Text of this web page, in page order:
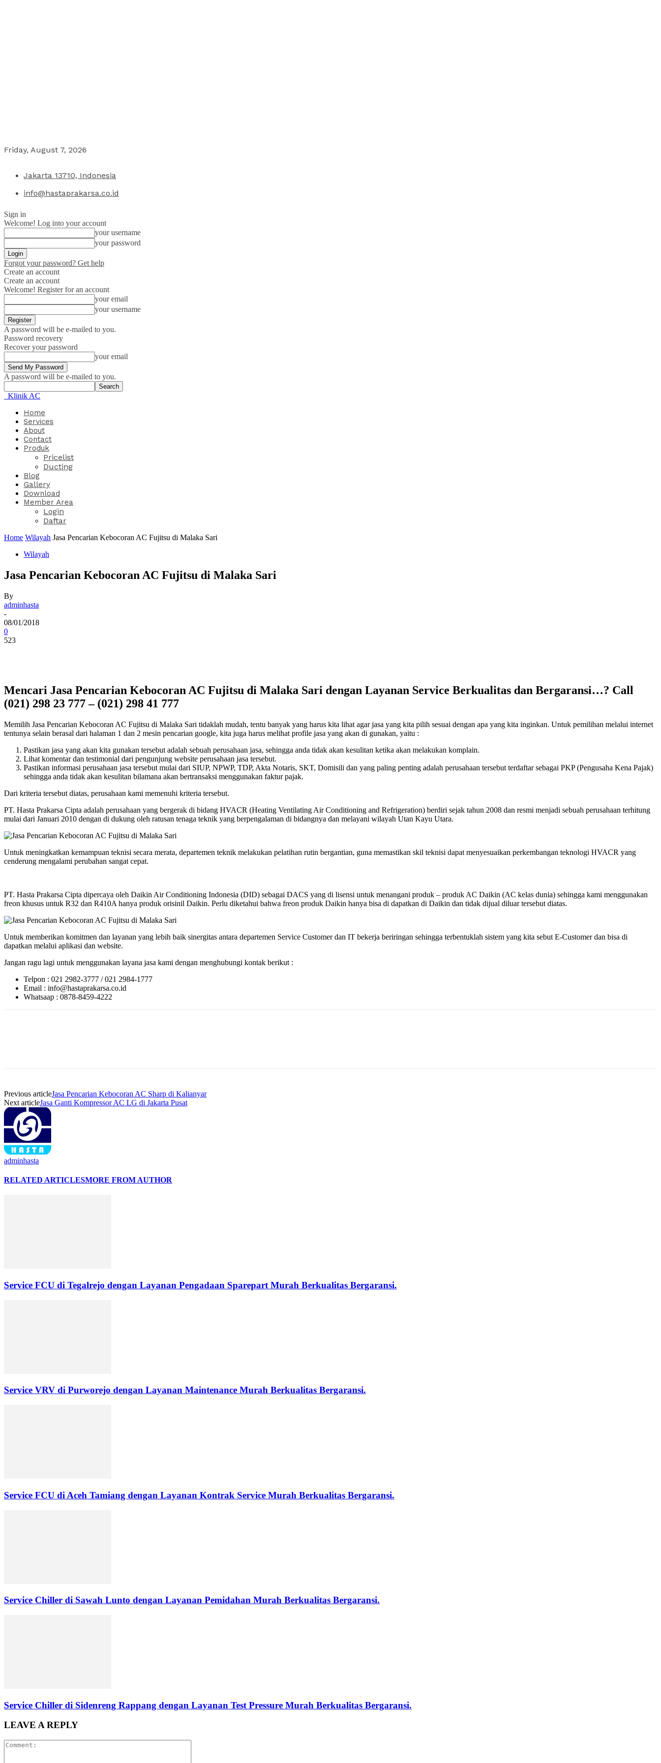
Friday, August 7, 2026
Jakarta 13710, Indonesia
info@hastaprakarsa.co.id
Sign in
Welcome! Log into your account
your username
your password
Forgot your password? Get help
Create an account
Create an account
Welcome! Register for an account
your email
your username
A password will be e-mailed to you.
Password recovery
Recover your password
your email
A password will be e-mailed to you.
Klinik AC
Home
Services
About
Contact
Produk
Pricelist
Ducting
Blog
Gallery
Download
Member Area
Login
Daftar
Home Wilayah Jasa Pencarian Kebocoran AC Fujitsu di Malaka Sari
Wilayah
Jasa Pencarian Kebocoran AC Fujitsu di Malaka Sari
By
adminhasta
-
08/01/2018
0
523
Mencari Jasa Pencarian Kebocoran AC Fujitsu di Malaka Sari dengan Layanan Service Berkualitas dan Bergaransi…? Call
(021) 298 23 777 – (021) 298 41 777
Memilih Jasa Pencarian Kebocoran AC Fujitsu di Malaka Sari tidaklah mudah, tentu banyak yang harus kita lihat agar jasa yang kita pilih sesuai dengan apa yang kita inginkan. Untuk pemilihan melalui internet
tentunya selain berasal dari halaman 1 dan 2 mesin pencarian google, kita juga harus melihat profile jasa yang akan di gunakan, yaitu :
Pastikan jasa yang akan kita gunakan tersebut adalah sebuah perusahaan jasa, sehingga anda tidak akan kesulitan ketika akan melakukan komplain.
Lihat komentar dan testimonial dari pengunjung website perusahaan jasa tersebut.
Pastikan informasi perusahaan jasa tersebut mulai dari SIUP, NPWP, TDP, Akta Notaris, SKT, Domisili dan yang paling penting adalah perusahaan tersebut terdaftar sebagai PKP (Pengusaha Kena Pajak)
sehingga anda tidak akan kesulitan bilamana akan bertransaksi menggunakan faktur pajak.
Dari kriteria tersebut diatas, perusahaan kami memenuhi kriteria tersebut.
PT. Hasta Prakarsa Cipta adalah perusahaan yang bergerak di bidang HVACR (Heating Ventilating Air Conditioning and Refrigeration) berdiri sejak tahun 2008 dan resmi menjadi sebuah perusahaan terhitung
mulai dari Januari 2010 dengan di dukung oleh ratusan tenaga teknik yang berpengalaman di bidangnya dan melayani wilayah Utan Kayu Utara.
Untuk meningkatkan kemampuan teknisi secara merata, departemen teknik melakukan pelatihan rutin bergantian, guna memastikan skil teknisi dapat menyesuaikan perkembangan teknologi HVACR yang
cenderung mengalami perubahan sangat cepat.
PT. Hasta Prakarsa Cipta dipercaya oleh Daikin Air Conditioning Indonesia (DID) sebagai DACS yang di lisensi untuk menangani produk – produk AC Daikin (AC kelas dunia) sehingga kami menggunakan
freon khusus untuk R32 dan R410A hanya produk orisinil Daikin. Perlu diketahui bahwa freon produk Daikin hanya bisa di dapatkan di Daikin dan tidak dijual diluar tersebut diatas.
Untuk memberikan komitmen dan layanan yang lebih baik sinergitas antara departemen Service Customer dan IT bekerja beriringan sehingga terbentuklah sistem yang kita sebut E-Customer dan bisa di
dapatkan melalui aplikasi dan website.
Jangan ragu lagi untuk menggunakan layana jasa kami dengan menghubungi kontak berikut :
Telpon : 021 2982-3777 / 021 2984-1777
Email : info@hastaprakarsa.co.id
Whatsaap : 0878-8459-4222
Previous articleJasa Pencarian Kebocoran AC Sharp di Kalianyar
Next articleJasa Ganti Kompressor AC LG di Jakarta Pusat
adminhasta
RELATED ARTICLESMORE FROM AUTHOR
Service FCU di Tegalrejo dengan Layanan Pengadaan Sparepart Murah Berkualitas Bergaransi.
Service VRV di Purworejo dengan Layanan Maintenance Murah Berkualitas Bergaransi.
Service FCU di Aceh Tamiang dengan Layanan Kontrak Service Murah Berkualitas Bergaransi.
Service Chiller di Sawah Lunto dengan Layanan Pemidahan Murah Berkualitas Bergaransi.
Service Chiller di Sidenreng Rappang dengan Layanan Test Pressure Murah Berkualitas Bergaransi.
LEAVE A REPLY